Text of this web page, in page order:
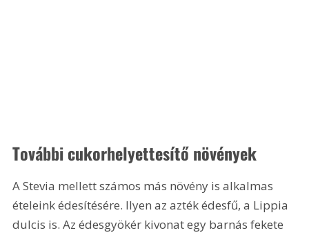
További cukorhelyettesítő növények
A Stevia mellett számos más növény is alkalmas
ételeink édesítésére. Ilyen az azték édesfű, a Lippia
dulcis is. Az édesgyökér kivonat egy barnás fekete